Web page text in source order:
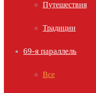
Путешествия
Традиции
69-я параллель
Все